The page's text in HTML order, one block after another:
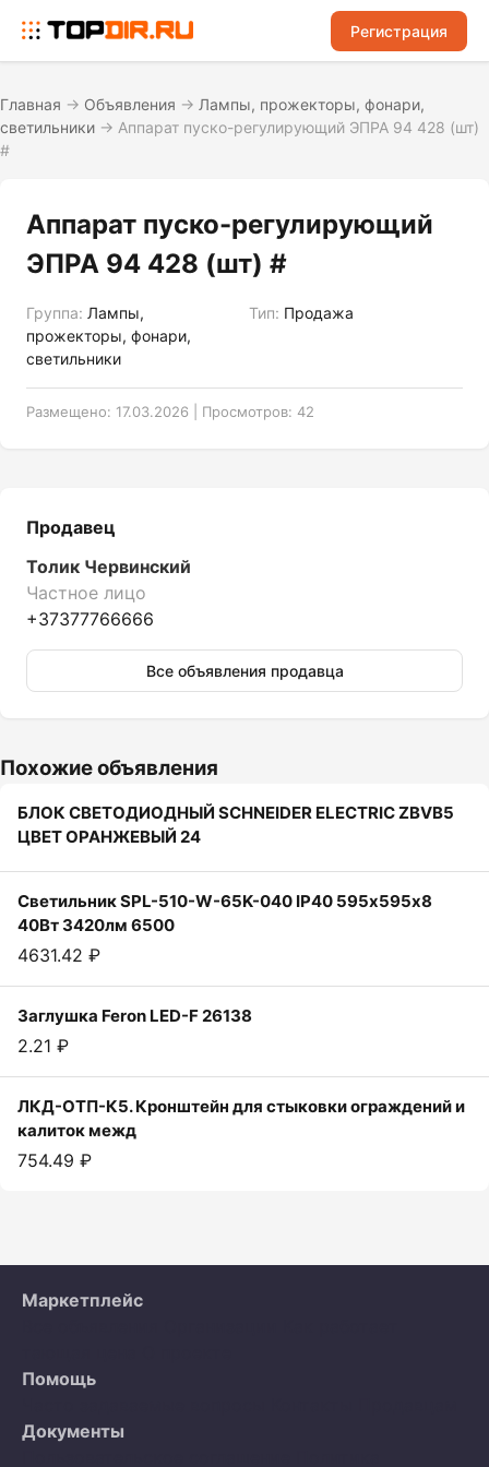
Регистрация
Главная → Объявления → Лампы, прожекторы, фонари,
светильники → Аппарат пуско-регулирующий ЭПРА 94 428 (шт)
#
Аппарат пуско-регулирующий
ЭПРА 94 428 (шт) #
Группа: Лампы,
прожекторы, фонари,
светильники
Тип: Продажа
Размещено: 17.03.2026 | Просмотров: 42
Продавец
Толик Червинский
Частное лицо
+37377766666
Все объявления продавца
Похожие объявления
БЛОК СВЕТОДИОДНЫЙ SCHNEIDER ELECTRIC ZBVB5
ЦВЕТ ОРАНЖЕВЫЙ 24
Светильник SPL-510-W-65K-040 IP40 595х595х8
40Вт 3420лм 6500
4631.42 ₽
Заглушка Feron LED-F 26138
2.21 ₽
ЛКД-ОТП-К5. Кронштейн для стыковки ограждений и
калиток межд
754.49 ₽
Маркетплейс
Помощь
Документы